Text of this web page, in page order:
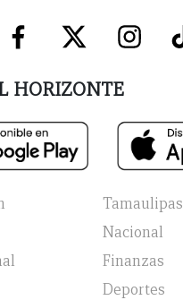
HORIZONTE
Tamaulipas
Nacional
Finanzas
Deportes